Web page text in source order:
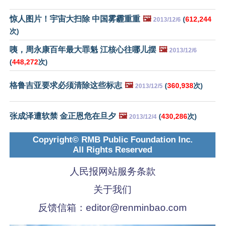
惊人图片！宇宙大扫除 中国雾霾重重 🖼️ 2013/12/6 (612,244
次)
咦，周永康百年最大罪魁 江核心往哪儿摆 🖼️ 2013/12/6
(448,272次)
格鲁吉亚要求必须清除这些标志 🖼️ 2013/12/5 (360,938次)
张成泽遭软禁 金正恩危在旦夕 🖼️ 2013/12/4 (430,286次)
Copyright© RMB Public Foundation Inc.
All Rights Reserved
人民报网站服务条款
关于我们
反馈信箱： editor@renminbao.com